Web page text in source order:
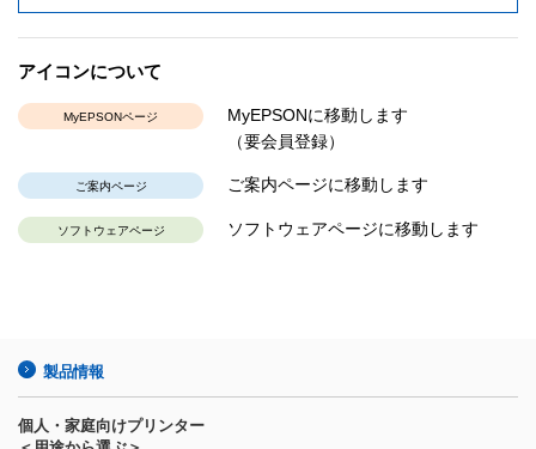
アイコンについて
MyEPSONページ
MyEPSONに移動します
（要会員登録）
ご案内ページ ご案内ページに移動します
ソフトウェアページ ソフトウェアページに移動します
製品情報
個人・家庭向けプリンター